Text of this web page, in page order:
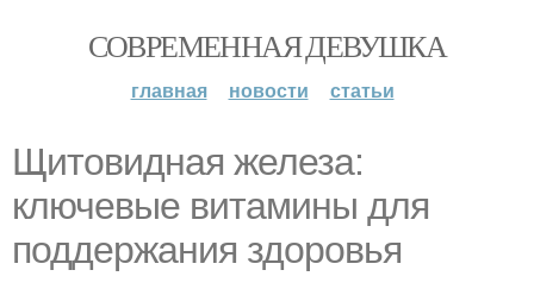
СОВРЕМЕННАЯ ДЕВУШКА
главная новости статьи
Щитовидная железа:
ключевые витамины для
поддержания здоровья